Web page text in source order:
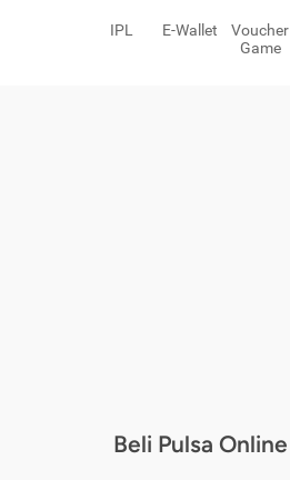
IPL E-Wallet
Voucher
Game
Beli Pulsa Online